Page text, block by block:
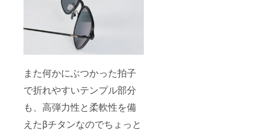
また何かにぶつかった拍子
で折れやすいテンプル部分
も、高弾力性と柔軟性を備
えたβチタンなのでちょっと